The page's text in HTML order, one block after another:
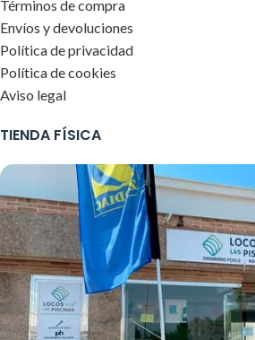
Términos de compra
Envíos y devoluciones
Política de privacidad
Política de cookies
Aviso legal
TIENDA FÍSICA